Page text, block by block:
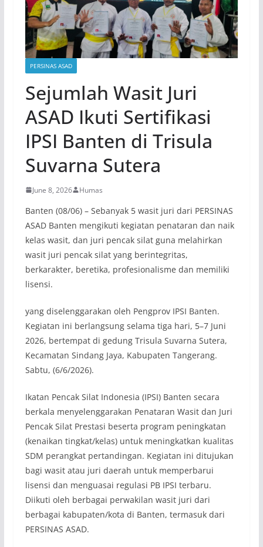
PERSINAS ASAD
Sejumlah Wasit Juri
ASAD Ikuti Sertifikasi
IPSI Banten di Trisula
Suvarna Sutera
June 8, 2026 Humas
Banten (08/06) – Sebanyak 5 wasit juri dari PERSINAS
ASAD Banten mengikuti kegiatan penataran dan naik
kelas wasit, dan juri pencak silat guna melahirkan
wasit juri pencak silat yang berintegritas,
berkarakter, beretika, profesionalisme dan memiliki
lisensi.
yang diselenggarakan oleh Pengprov IPSI Banten.
Kegiatan ini berlangsung selama tiga hari, 5–7 Juni
2026, bertempat di gedung Trisula Suvarna Sutera,
Kecamatan Sindang Jaya, Kabupaten Tangerang.
Sabtu, (6/6/2026).
Ikatan Pencak Silat Indonesia (IPSI) Banten secara
berkala menyelenggarakan Penataran Wasit dan Juri
Pencak Silat Prestasi beserta program peningkatan
(kenaikan tingkat/kelas) untuk meningkatkan kualitas
SDM perangkat pertandingan. Kegiatan ini ditujukan
bagi wasit atau juri daerah untuk memperbarui
lisensi dan menguasai regulasi PB IPSI terbaru.
Diikuti oleh berbagai perwakilan wasit juri dari
berbagai kabupaten/kota di Banten, termasuk dari
PERSINAS ASAD.